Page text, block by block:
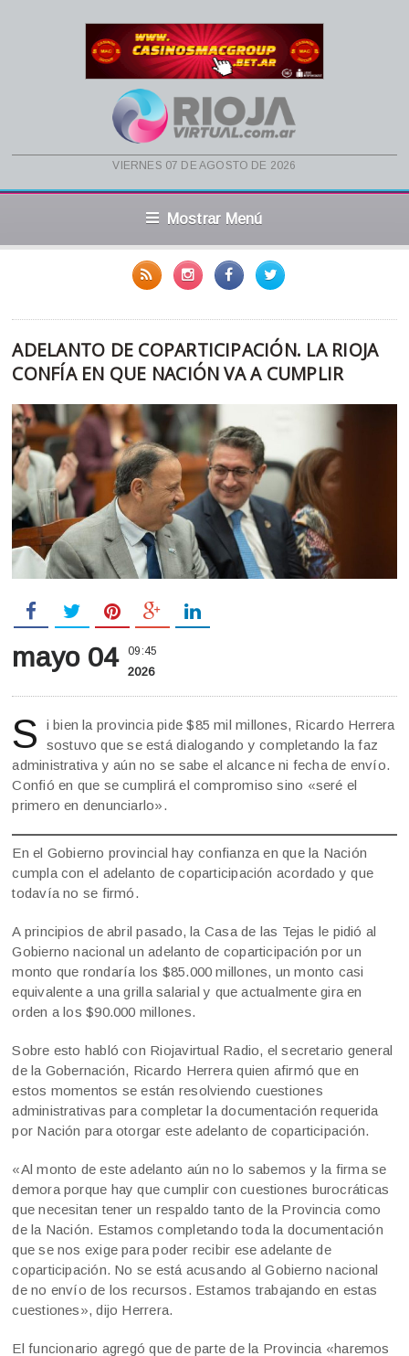
viernes 07 de agosto de 2026
Mostrar Menú
ADELANTO DE COPARTICIPACIÓN. LA RIOJA
CONFÍA EN QUE NACIÓN VA A CUMPLIR
mayo 04 09:45
2026
S
i bien la provincia pide $85 mil millones, Ricardo Herrera
sostuvo que se está dialogando y completando la faz
administrativa y aún no se sabe el alcance ni fecha de envío.
Confió en que se cumplirá el compromiso sino «seré el
primero en denunciarlo».
En el Gobierno provincial hay confianza en que la Nación
cumpla con el adelanto de coparticipación acordado y que
todavía no se firmó.
A principios de abril pasado, la Casa de las Tejas le pidió al
Gobierno nacional un adelanto de coparticipación por un
monto que rondaría los $85.000 millones, un monto casi
equivalente a una grilla salarial y que actualmente gira en
orden a los $90.000 millones.
Sobre esto habló con Riojavirtual Radio, el secretario general
de la Gobernación, Ricardo Herrera quien afirmó que en
estos momentos se están resolviendo cuestiones
administrativas para completar la documentación requerida
por Nación para otorgar este adelanto de coparticipación.
«Al monto de este adelanto aún no lo sabemos y la firma se
demora porque hay que cumplir con cuestiones burocráticas
que necesitan tener un respaldo tanto de la Provincia como
de la Nación. Estamos completando toda la documentación
que se nos exige para poder recibir ese adelante de
coparticipación. No se está acusando al Gobierno nacional
de no envío de los recursos. Estamos trabajando en estas
cuestiones», dijo Herrera.
El funcionario agregó que de parte de la Provincia «haremos